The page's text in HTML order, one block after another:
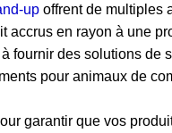
up offrent de multiples
accrus en rayon à une
fournir des solutions
pour animaux de
garantir que vos